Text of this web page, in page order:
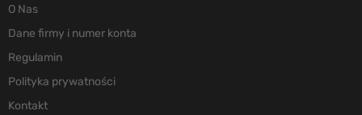
O Nas
Dane firmy i numer konta
Regulamin
Polityka prywatności
Kontakt